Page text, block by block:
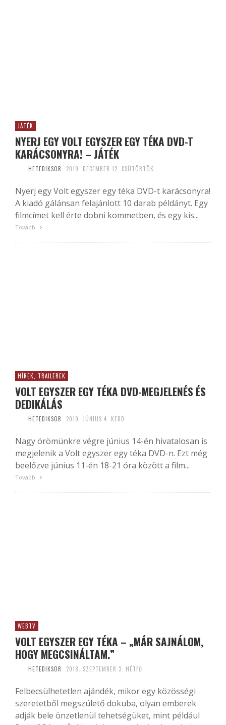
JÁTÉK
NYERJ EGY VOLT EGYSZER EGY TÉKA DVD-T
KARÁCSONYRA! – JÁTÉK
HETEDIKSOR 2019. DECEMBER 12. CSÜTÖRTÖK
Nyerj egy Volt egyszer egy téka DVD-t karácsonyra!
A kiadó gálánsan felajánlott 10 darab példányt. Egy
filmcímet kell érte dobni kommetben, és egy kis...
Tovább
HÍREK, TRAILEREK
VOLT EGYSZER EGY TÉKA DVD-MEGJELENÉS ÉS
DEDIKÁLÁS
HETEDIKSOR 2019. JÚNIUS 4. KEDD
Nagy örömünkre végre június 14-én hivatalosan is
megjelenik a Volt egyszer egy téka DVD-n. Ezt még
beelőzve június 11-én 18-21 óra között a film...
Tovább
WEBTV
VOLT EGYSZER EGY TÉKA – „MÁR SAJNÁLOM,
HOGY MEGCSINÁLTAM.”
HETEDIKSOR 2018. SZEPTEMBER 3. HÉTFŐ
Felbecsülhetetlen ajándék, mikor egy közösségi
szeretetből megszülető dokuba, olyan emberek
adják bele önzetlenül tehetségüket, mint például